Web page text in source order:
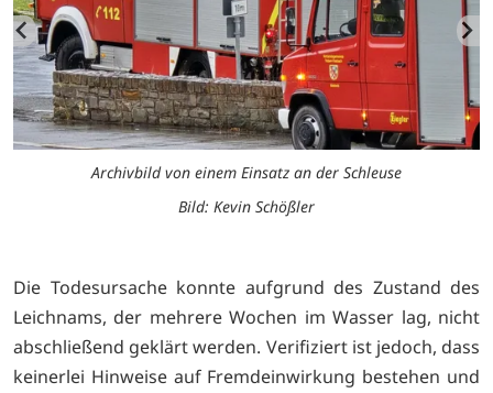
Archivbild von einem Einsatz an der Schleuse
Bild: Kevin Schößler
Die Todesursache konnte aufgrund des Zustand des
Leichnams, der mehrere Wochen im Wasser lag, nicht
abschließend geklärt werden. Verifiziert ist jedoch, dass
keinerlei Hinweise auf Fremdeinwirkung bestehen und